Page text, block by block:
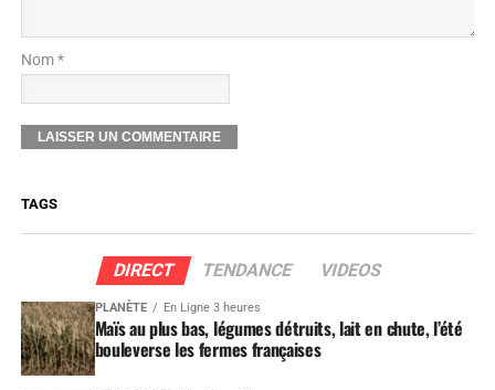
Nom *
TAGS
DIRECT TENDANCE VIDEOS
PLANÈTE En Ligne 3 heures
Maïs au plus bas, légumes détruits, lait en chute, l’été
bouleverse les fermes françaises